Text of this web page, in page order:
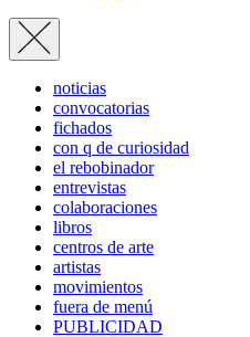
noticias
convocatorias
fichados
con q de curiosidad
el rebobinador
entrevistas
colaboraciones
libros
centros de arte
artistas
movimientos
fuera de menú
PUBLICIDAD